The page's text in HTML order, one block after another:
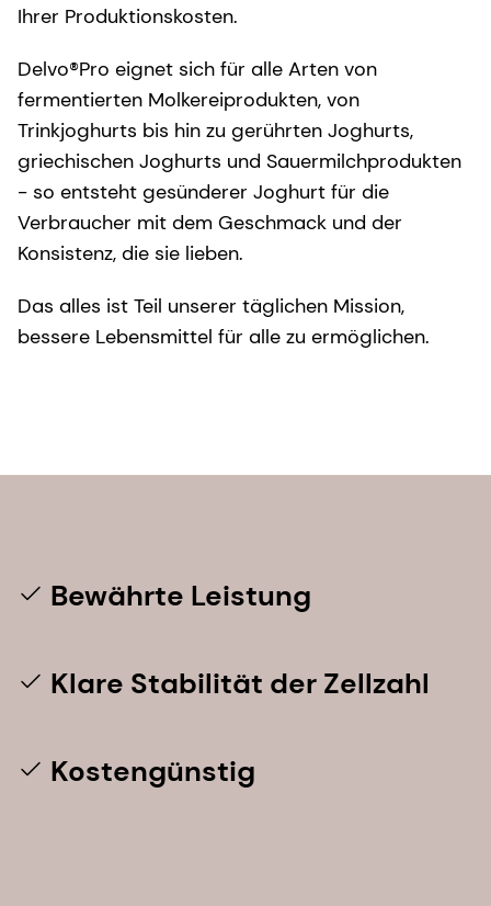
Ihrer Produktionskosten.
Delvo®Pro eignet sich für alle Arten von
fermentierten Molkereiprodukten, von
Trinkjoghurts bis hin zu gerührten Joghurts,
griechischen Joghurts und Sauermilchprodukten
- so entsteht gesünderer Joghurt für die
Verbraucher mit dem Geschmack und der
Konsistenz, die sie lieben.
Das alles ist Teil unserer täglichen Mission,
bessere Lebensmittel für alle zu ermöglichen.
Bewährte Leistung
Klare Stabilität der Zellzahl
Kostengünstig